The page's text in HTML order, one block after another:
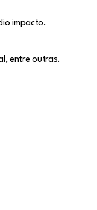
impacto.
entre outras.